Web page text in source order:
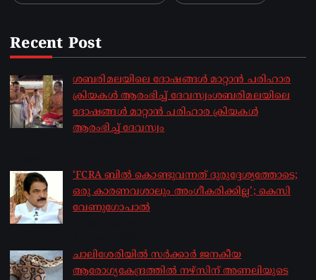
Recent Post
ശബരിമലയിലെ ദോഷങ്ങൾ മാറ്റാൻ പരിഹാര
ക്രിയകൾ ആരംഭിച്ച് ദേവസ്വംശബരിമലയിലെ
ദോഷങ്ങൾ മാറ്റാൻ പരിഹാര ക്രിയകൾ
ആരംഭിച്ച് ദേവസ്വം
‘FCRA ബിൽ കൊണ്ടുവന്നത് ദുരുദ്ദേശ്യത്തോടെ;
ഒരു കാരണവശാലും അം​ഗീകരിക്കില്ല’; കെസി
വേണു​ഗോപാൽ
ചാലിശേരിയില്‍ സര്‍ക്കാര്‍ ജനകീയ
ആരോഗ്യകേന്ദ്രത്തില്‍ നഴ്സിന് അണലിയുടെ